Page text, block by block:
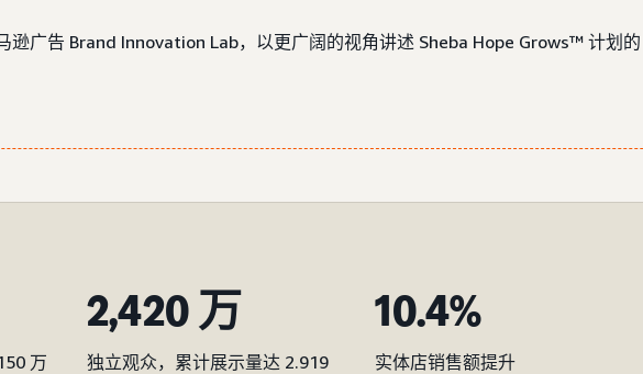
逊广告 Brand Innovation Lab，以更广阔的视角讲述 Sheba Hope Grows™ 计划的
万
2,420 万
独立观众，累计展示量达 2.919
10.4%
实体店销售额提升